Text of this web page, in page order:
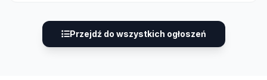
Przejdź do wszystkich ogłoszeń